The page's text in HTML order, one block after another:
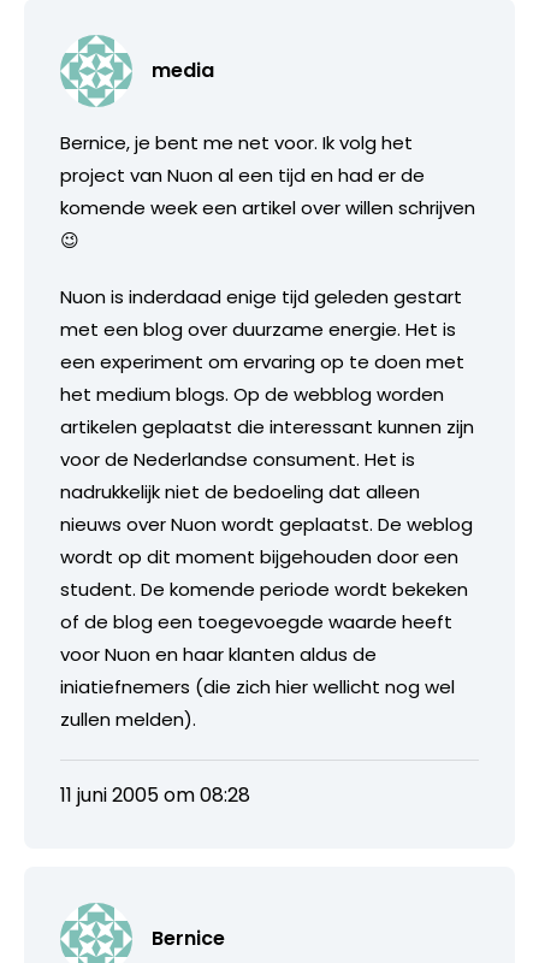
media
Bernice, je bent me net voor. Ik volg het
project van Nuon al een tijd en had er de
komende week een artikel over willen schrijven
😉
Nuon is inderdaad enige tijd geleden gestart
met een blog over duurzame energie. Het is
een experiment om ervaring op te doen met
het medium blogs. Op de webblog worden
artikelen geplaatst die interessant kunnen zijn
voor de Nederlandse consument. Het is
nadrukkelijk niet de bedoeling dat alleen
nieuws over Nuon wordt geplaatst. De weblog
wordt op dit moment bijgehouden door een
student. De komende periode wordt bekeken
of de blog een toegevoegde waarde heeft
voor Nuon en haar klanten aldus de
iniatiefnemers (die zich hier wellicht nog wel
zullen melden).
11 juni 2005 om 08:28
Bernice